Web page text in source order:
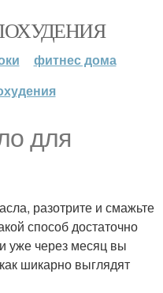
фитнес дома
для
разотрите и смажьте
способ достаточно
уже через месяц вы
шикарно выглядят